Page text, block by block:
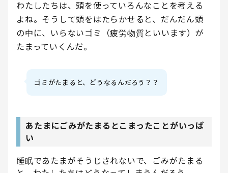
わたしたちは、頭を使っていろんなことを考える
よね。そうして頭をはたらかせると、だんだん頭
の中に、いらないゴミ（疲労物質といいます）が
たまっていくんだ。
ゴミがたまると、どうなるんだろう？？
あたまにごみがたまるとこまったことがいっぱ
い
睡眠であたまがそうじされないで、ごみがたまる